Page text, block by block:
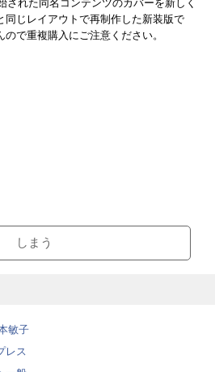
れた同名コンテンツのカバーを新しく
同じレイアウトで再制作した新装版で
で重複購入にご注意ください。
しまう
敏子
レス